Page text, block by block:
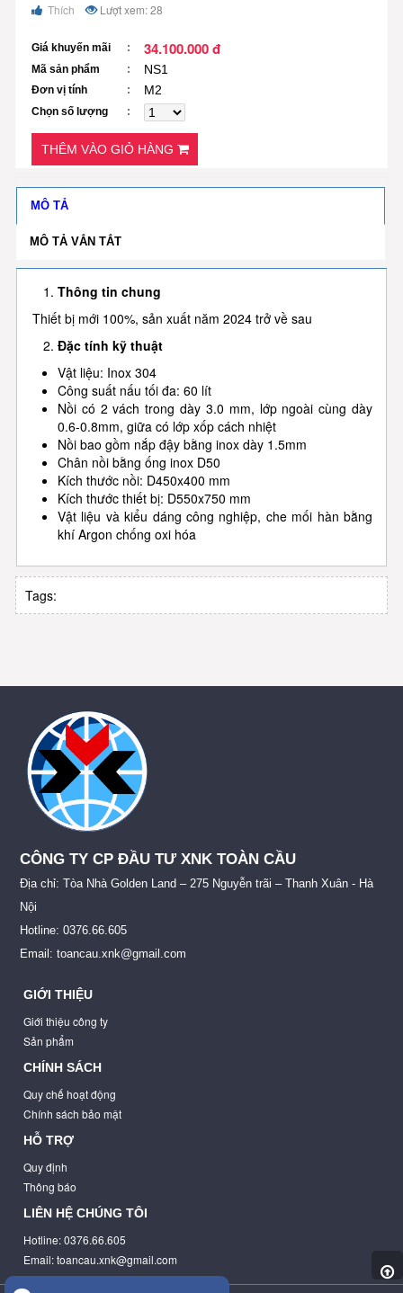
Thích Lượt xem: 28
Giá khuyến mãi 34.100.000 đ
Mã sản phẩm NS1
Đơn vị tính M2
Chọn số lượng
THÊM VÀO GIỎ HÀNG
MÔ TẢ
MÔ TẢ VẮN TẮT
Thông tin chung
Thiết bị mới 100%, sản xuất năm 2024 trở về sau
Đặc tính kỹ thuật
Vật liệu: Inox 304
Công suất nấu tối đa: 60 lít
Nồi có 2 vách trong dày 3.0 mm, lớp ngoài cùng dày
0.6-0.8mm, giữa có lớp xốp cách nhiệt
Nồi bao gồm nắp đậy bằng inox dày 1.5mm
Chân nồi bằng ống inox D50
Kích thước nồi: D450x400 mm
Kích thước thiết bị: D550x750 mm
Vật liệu và kiểu dáng công nghiệp, che mối hàn bằng
khí Argon chống oxi hóa
Tags:
CÔNG TY CP ĐẦU TƯ XNK TOÀN CẦU
Địa chỉ: Tòa Nhà Golden Land – 275 Nguyễn trãi – Thanh Xuân - Hà
Nội
Hotline: 0376.66.605
Email: toancau.xnk@gmail.com
GIỚI THIỆU
Giới thiệu công ty
Sản phẩm
CHÍNH SÁCH
Quy chế hoạt động
Chính sách bảo mật
HỖ TRỢ
Quy định
Thông báo
LIÊN HỆ CHÚNG TÔI
Hotline: 0376.66.605
Email: toancau.xnk@gmail.com